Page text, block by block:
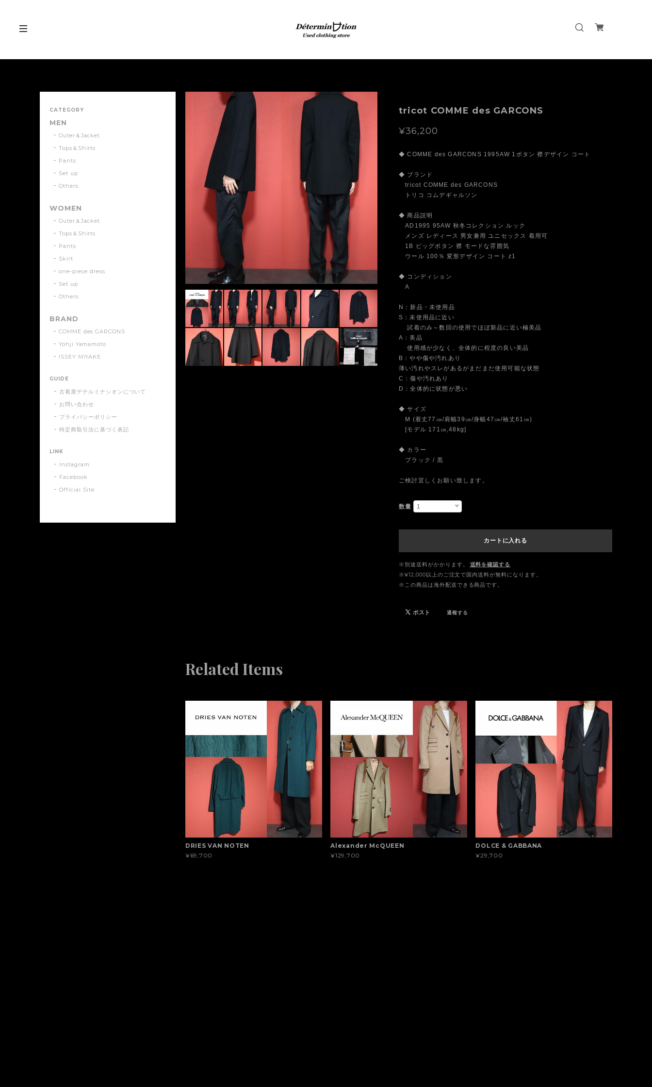
tricot COMME des GARCONS
¥36,200
◆ COMME des GARCONS 1995AW 1ボタン 襟デザイン コート
◆ ブランド
tricot COMME des GARCONS
トリコ コムデギャルソン
◆ 商品説明
AD1995 95AW 秋冬コレクション ルック
メンズ レディース 男女兼用 ユニセックス 着用可
1B ビッグボタン 襟 モードな雰囲気
ウール 100％ 変形デザイン コート z1
◆ コンディション
A
N：新品・未使用品
S：未使用品に近い
試着のみ～数回の使用でほぼ新品に近い極美品
A：美品
使用感が少なく、全体的に程度の良い美品
B：やや傷や汚れあり
薄い汚れやスレがあるがまだまだ使用可能な状態
C：傷や汚れあり
D：全体的に状態が悪い
◆ サイズ
M (着丈77㎝/肩幅39㎝/身幅47㎝/袖丈61㎝)
[モデル 171㎝,48kg]
◆ カラー
ブラック / 黒
ご検討宜しくお願い致します。
数量
カートに入れる
※別途送料がかかります。
送料を確認する
※¥12,000以上のご注文で国内送料が無料になります。
※この商品は海外配送できる商品です。
通報する
Related Items
DRIES VAN NOTEN
¥69,700
Alexander McQUEEN
¥129,700
DOLCE & GABBANA
¥29,700
CATEGORY
MEN
Outer＆Jacket
Tops＆Shirts
Pants
Set up
Others
WOMEN
Outer＆Jacket
Tops＆Shirts
Pants
Skirt
one-piece dress
Set up
Others
BRAND
COMME des GARCONS
Yohji Yamamoto
ISSEY MIYAKE
GUIDE
古着屋デテルミナシオンについて
お問い合わせ
プライバシーポリシー
特定商取引法に基づく表記
LINK
Instagram
Facebook
Official Site